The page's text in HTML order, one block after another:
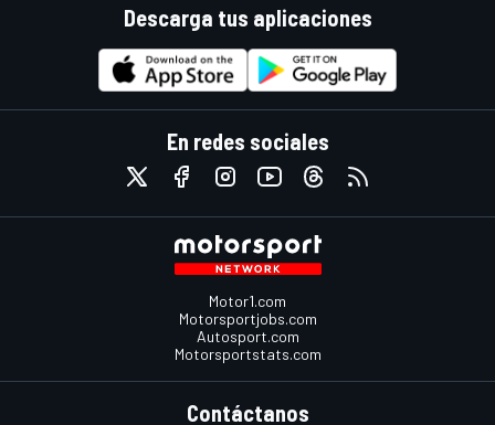
Descarga tus aplicaciones
En redes sociales
Motor1.com
Motorsportjobs.com
Autosport.com
Motorsportstats.com
Contáctanos